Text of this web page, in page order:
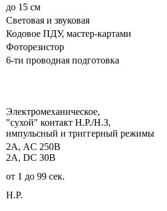
до 15 см
Световая и звуковая
Кодовое ПДУ, мастер-картами
Фоторезистор
6-ти проводная подготовка
Электромеханическое,
"сухой" контакт Н.Р./Н.З,
импульсный и триггерный режимы
2А, AC 250В
2А, DC 30В
от 1 до 99 сек.
Н.Р.